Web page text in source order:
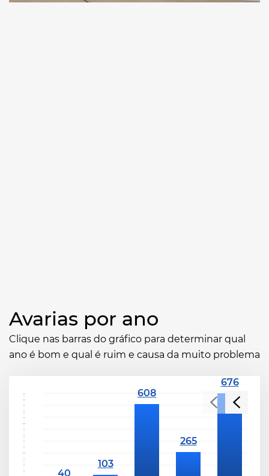
Avarias por ano
Clique nas barras do gráfico para determinar qual
ano é bom e qual é ruim e causa da muito problema